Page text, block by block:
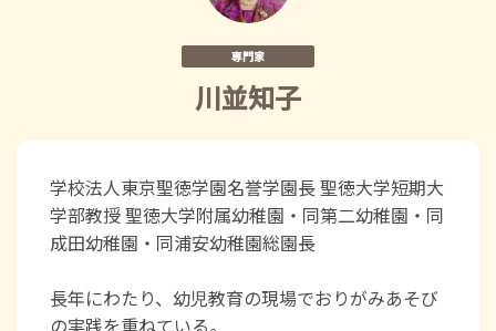
専門家
川並知子
学校法人東京聖徳学園名誉学園長 聖徳大学短期大
学部教授 聖徳大学附属幼稚園・同第二幼稚園・同
成田幼稚園・同浦安幼稚園総園長
長年にわたり、幼児教育の現場でおりがみあそび
の実践を重ねている。